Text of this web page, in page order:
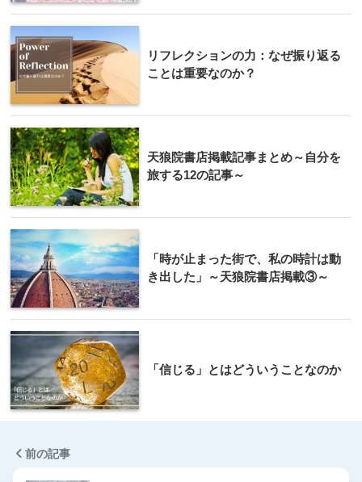
リフレクションの力：なぜ振り返る
ことは重要なのか？
天狼院書店掲載記事まとめ～自分を
旅する12の記事～
「時が止まった街で、私の時計は動
き出した」～天狼院書店掲載③～
「信じる」とはどういうことなのか
前の記事